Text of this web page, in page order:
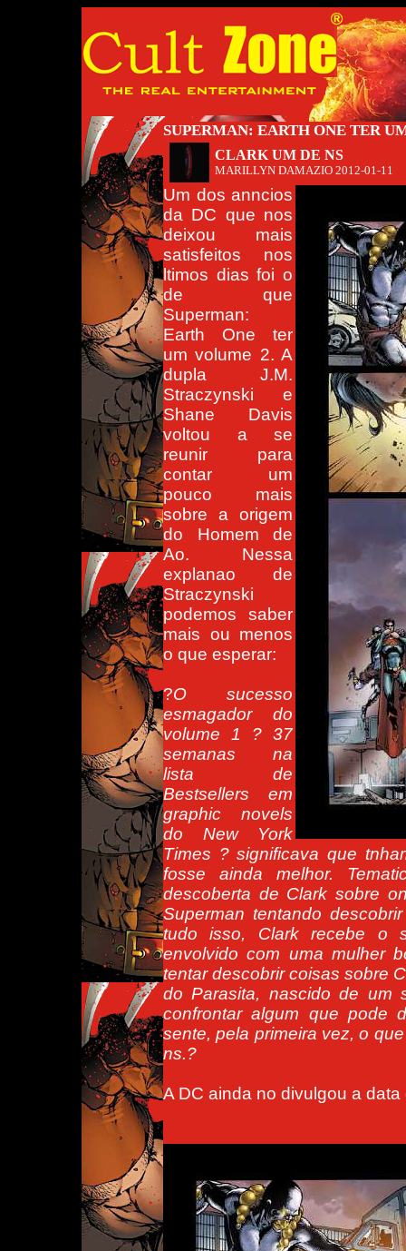
SUPERMAN: EARTH ONE TER
CLARK UM DE NS
MARILLYN DAMAZIO 2012-01-11
Um dos anncios
da DC que nos
deixou mais
satisfeitos nos
ltimos dias foi o
de que
Superman:
Earth One ter
um volume 2. A
dupla J.M.
Straczynski e
Shane Davis
voltou a se
reunir para
contar um
pouco mais
sobre a origem
do Homem de
Ao. Nessa
explanao de
Straczynski
podemos saber
mais ou menos
o que esperar:
?O sucesso
esmagador do
volume 1 ? 37
semanas na
lista de
Bestsellers em
graphic novels
do New York
Times ? significava que
fosse ainda melhor.
descoberta de Clark sobre
Superman tentando
tudo isso, Clark recebe o
envolvido com uma mulher
tentar descobrir coisas sobre
do Parasita, nascido de um
confrontar algum que pode
sente, pela primeira vez, o
ns.?
A DC ainda no divulgou a